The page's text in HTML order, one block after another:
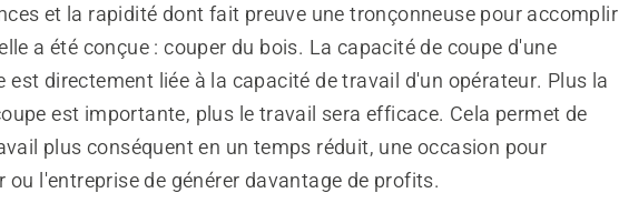
et la rapidité dont fait preuve une tronçonneuse pour accomplir
a été conçue : couper du bois. La capacité de coupe d'une
est directement liée à la capacité de travail d'un opérateur. Plus la
est importante, plus le travail sera efficace. Cela permet de
plus conséquent en un temps réduit, une occasion pour
ou l'entreprise de générer davantage de profits.